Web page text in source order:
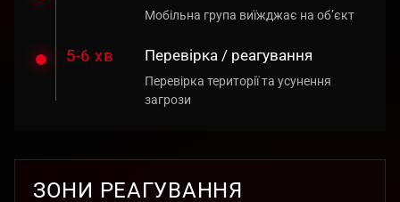
Мобільна група виїжджає на об’єкт
5-6 хв Перевірка / реагування
Перевірка території та усунення
загрози
ЗОНИ РЕАГУВАННЯ